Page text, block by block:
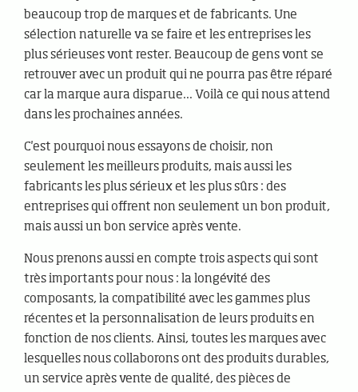
beaucoup trop de marques et de fabricants. Une
sélection naturelle va se faire et les entreprises les
plus sérieuses vont rester. Beaucoup de gens vont se
retrouver avec un produit qui ne pourra pas être réparé
car la marque aura disparue... Voilà ce qui nous attend
dans les prochaines années.
C'est pourquoi nous essayons de choisir, non
seulement les meilleurs produits, mais aussi les
fabricants les plus sérieux et les plus sûrs : des
entreprises qui offrent non seulement un bon produit,
mais aussi un bon service après vente.
Nous prenons aussi en compte trois aspects qui sont
très importants pour nous : la longévité des
composants, la compatibilité avec les gammes plus
récentes et la personnalisation de leurs produits en
fonction de nos clients. Ainsi, toutes les marques avec
lesquelles nous collaborons ont des produits durables,
un service après vente de qualité, des pièces de